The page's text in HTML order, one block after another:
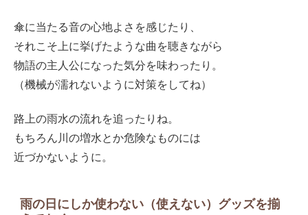
傘に当たる音の心地よさを感じたり、
それこそ上に挙げたような曲を聴きながら
物語の主人公になった気分を味わったり。
（機械が濡れないように対策をしてね）
路上の雨水の流れを追ったりね。
もちろん川の増水とか危険なものには
近づかないように。
雨の日にしか使わない（使えない）グッズを揃